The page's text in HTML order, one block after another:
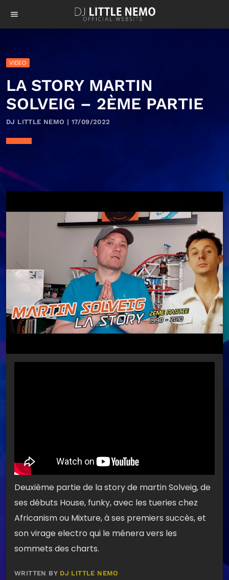
menu
VIDEO
LA STORY MARTIN
SOLVEIG – 2ÈME PARTIE
DJ LITTLE NEMO | 17/09/2022
Deuxième partie de la story de martin Solveig, de
ses débuts House, funky, avec les tueries chez
Africanism ou Mixture, à ses premiers succès, et
son virage electro qui le ménera vers les
sommets des charts.
WRITTEN BY DJ LITTLE NEMO